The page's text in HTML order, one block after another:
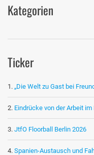
Kategorien
Ticker
„Die Welt zu Gast bei
Eindrücke von der Arbeit
JtfO Floorball Berlin 2026
Spanien-Austausch und